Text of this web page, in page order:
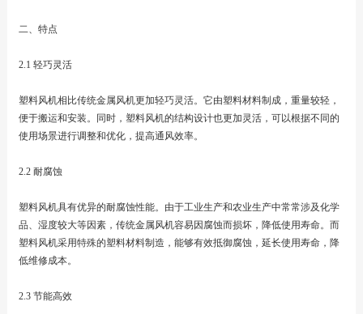
二、特点
2.1 轻巧灵活
塑料风机相比传统金属风机更加轻巧灵活。它由塑料材料制成，重量较轻，
便于搬运和安装。同时，塑料风机的结构设计也更加灵活，可以根据不同的
使用场景进行调整和优化，提高通风效率。
2.2 耐腐蚀
塑料风机具有优异的耐腐蚀性能。由于工业生产和农业生产中常常涉及化学
品、湿度较大等因素，传统金属风机容易因腐蚀而损坏，降低使用寿命。而
塑料风机采用特殊的塑料材料制造，能够有效抵御腐蚀，延长使用寿命，降
低维修成本。
2.3 节能高效